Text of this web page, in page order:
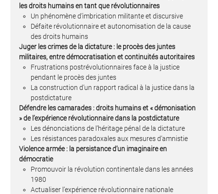
les droits humains en tant que révolutionnaires
Un phénomène d’imbrication militante et discursive
Défaite révolutionnaire et autonomisation de la cause
des droits humains
Juger les crimes de la dictature : le procès des juntes
militaires, entre démocratisation et continuités autoritaires
Frustrations postrévolutionnaires face à la justice
pendant le procès des juntes
La construction d’un rapport radical à la justice dans la
postdictature
Défendre les camarades : droits humains et « démonisation
» de l’expérience révolutionnaire dans la postdictature
Les dénonciations de l’héritage pénal de la dictature
Les résistances paradoxales aux mesures d’amnistie
Violence armée : la persistance d’un imaginaire en
démocratie
Promouvoir la révolution continentale dans les années
1980
Actualiser l’expérience révolutionnaire nationale